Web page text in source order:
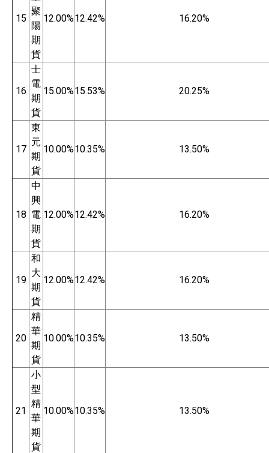
15
聚
陽
期
貨
12.00%12.42% 16.20%
16
士
電
期
貨
15.00%15.53% 20.25%
17
東
元
期
貨
10.00%10.35% 13.50%
18
中
興
電
期
貨
12.00%12.42% 16.20%
19
和
大
期
貨
12.00%12.42% 16.20%
20
精
華
期
貨
10.00%10.35% 13.50%
21
小
型
精
華
期
貨
10.00%10.35% 13.50%